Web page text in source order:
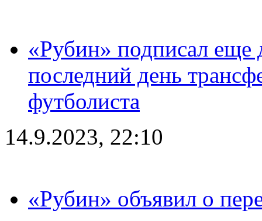
«Рубин» подписал еще
последний день
футболиста
14.9.2023, 22:10
«Рубин» объявил о